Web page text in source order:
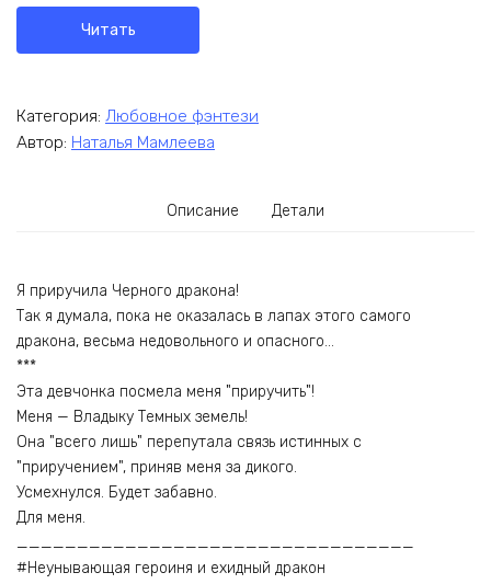
Читать
Категория: Любовное фэнтези
Автор: Наталья Мамлеева
Описание Детали
Я приручила Черного дракона!
Так я думала, пока не оказалась в лапах этого самого
дракона, весьма недовольного и опасного…
***
Эта девчонка посмела меня "приручить"!
Меня — Владыку Темных земель!
Она "всего лишь" перепутала связь истинных с
"приручением", приняв меня за дикого.
Усмехнулся. Будет забавно.
Для меня.
_________________________________
#Неунывающая героиня и ехидный дракон